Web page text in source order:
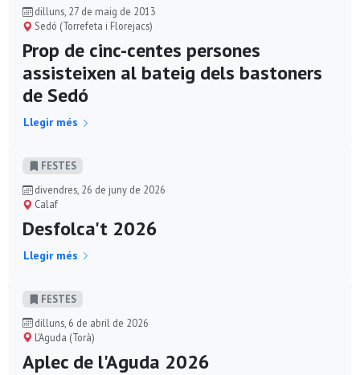
dilluns, 27 de maig de 2013
Sedó (Torrefeta i Florejacs)
Prop de cinc-centes persones
assisteixen al bateig dels bastoners
de Sedó
Llegir més
FESTES
divendres, 26 de juny de 2026
Calaf
Desfolca't 2026
Llegir més
FESTES
dilluns, 6 de abril de 2026
L'Aguda (Torà)
Aplec de l'Aguda 2026